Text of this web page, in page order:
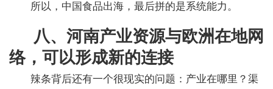
所以，中国食品出海，最后拼的是系统能力。
八、河南产业资源与欧洲在地网
络，可以形成新的连接
辣条背后还有一个很现实的问题：产业在哪里？渠